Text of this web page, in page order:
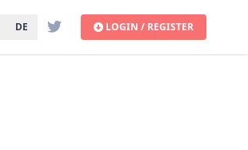
DE LOGIN / REGISTER